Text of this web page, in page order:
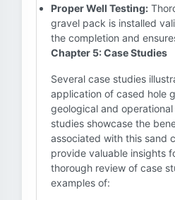
Proper Well Testing:
gravel pack is installed
the completion and
Chapter 5: Case Studies
Several case studies
application of cased hole
geological and
studies showcase the
associated with this sand
provide valuable insights
thorough review of case
examples of: